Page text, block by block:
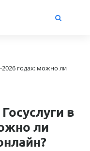
2026 годах: можно ли
в
ли